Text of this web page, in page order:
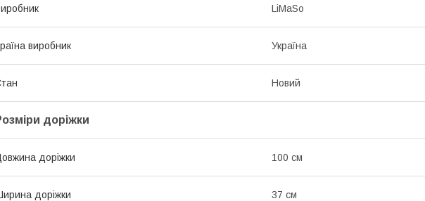
LiMaSo
виробник Україна
Новий
доріжки
доріжки 100 см
доріжки 37 см